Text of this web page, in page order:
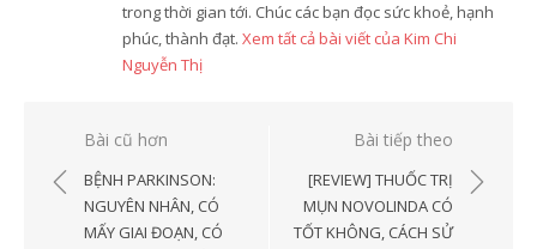
trong thời gian tới. Chúc các bạn đọc sức khoẻ, hạnh
phúc, thành đạt. Xem tất cả bài viết của Kim Chi
Nguyễn Thị
Điều
hướng
viết
Bài cũ hơn
BỆNH PARKINSON:
NGUYÊN NHÂN, CÓ
MẤY GIAI ĐOẠN, CÓ
Bài tiếp theo
[REVIEW] THUỐC TRỊ
MỤN NOVOLINDA CÓ
TỐT KHÔNG, CÁCH SỬ